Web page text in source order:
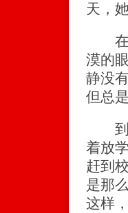
天，
在静
漠的
静没
但总
到五
着放
赶到
是那
这样